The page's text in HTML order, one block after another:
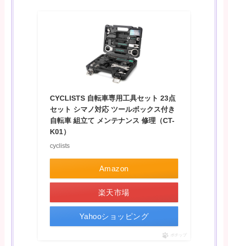
CYCLISTS 自転車専用工具セット 23点
セット シマノ対応 ツールボックス付き
自転車 組立て メンテナンス 修理（CT-
K01）
cyclists
Amazon
楽天市場
Yahooショッピング
ポチップ